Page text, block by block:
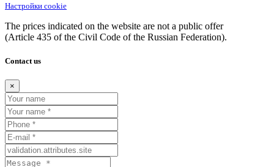
Настройки cookie
The prices indicated on the website are not a public offer
(Article 435 of the Civil Code of the Russian Federation).
Contact us
×